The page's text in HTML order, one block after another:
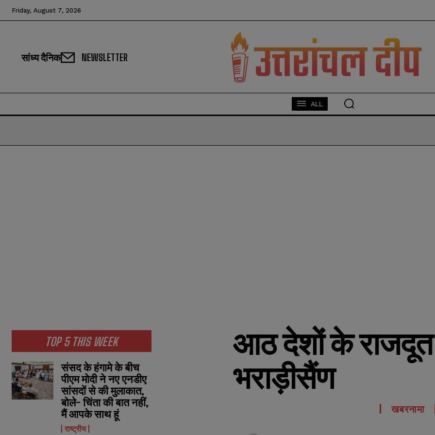
Friday, August 7, 2026
सांध्य दैनिक NEWSLETTER
ALL
TOP 5 THIS WEEK
संसद के हंगामे के बीच
पीएम मोदी ने नए एनडीए
सांसदों से की मुलाकात,
बोले- चिंता की बात नहीं,
मैं आपके साथ हूं
राष्ट्रीय
आठ देशों के
भराड़ीसैंण
खबरनामा